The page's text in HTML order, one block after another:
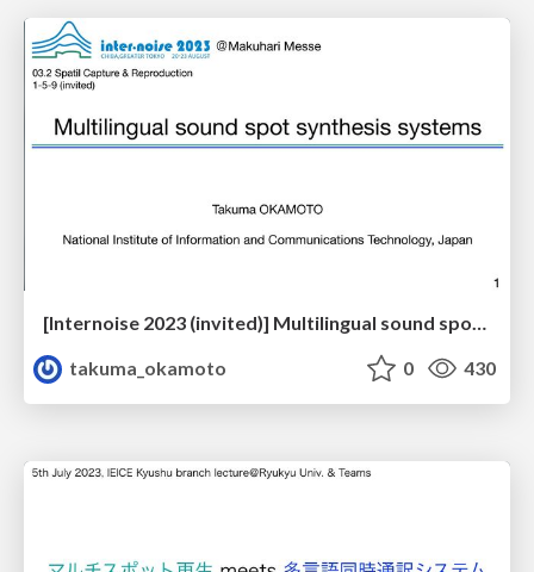
[Internoise 2023 (invited)] Multilingual sound spot synthesis systems
takuma_okamoto
0 430